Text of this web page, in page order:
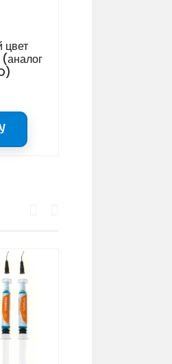
цвет